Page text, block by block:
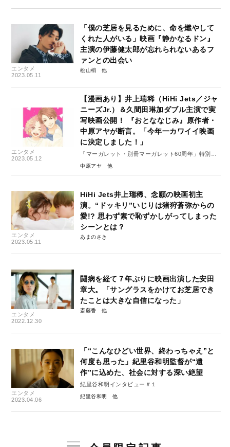
エンタメ
2023.05.11
「僕の芝居を見るために、命を燃やして
くれた人がいる」映画『静かなるドン』
主演の伊藤健太郎が忘れられないあるフ
ァンとの出会い
松山梢
エンタメ
2023.05.12
【漫画あり】井上瑞稀（HiHi Jets／ジャ
ニーズJr.）＆久間田琳加ダブル主演で実
写映画公開！ 『おとななじみ』原作者・
中原アヤが断言。「今年一カワイイ映画
に決定しました！」
「マーガレット・別冊マーガレット60周年」特別イ
ンタビュー#4（前編）
中原アヤ
エンタメ
2023.05.11
HiHi Jets井上瑞稀、念願の映画初主
演。“ドッキリ”いじりは猪狩蒼弥からの
愛!? 思わず素で恥ずかしがってしまった
シーンとは？
あまのさき
エンタメ
2022.12.30
闘病を経て７年ぶりに映画出演した安田
章大。「サングラスをかけてお芝居でき
たことは大きな自信になった」
斎藤香
エンタメ
2023.04.06
「“こんなひどい世界、終わっちゃえ”と
何度も思った」紀里谷和明監督が“遺
作”に込めた、社会に対する深い絶望
紀里谷和明インタビュー＃１
紀里谷和明